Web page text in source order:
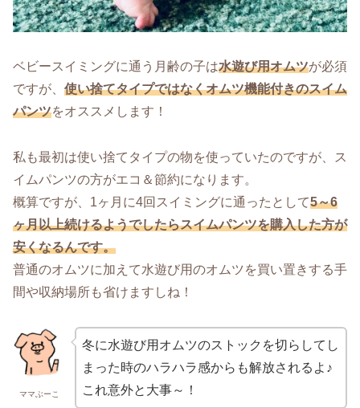
ベビースイミングに通う月齢の子は水遊び用オムツが必須
ですが、 使い捨てタイプではなくオムツ機能付きのスイム
パンツをオススメします！
私も最初は使い捨てタイプの物を使っていたのですが、ス
イムパンツの方がエコ＆節約になります。
概算ですが、1ヶ月に4回スイミングに通ったとして5～6
ヶ月以上続けるようでしたらスイムパンツを購入した方が
安くなるんです。
普通のオムツに加えて水遊び用のオムツを買い置きする手
間や収納場所も省けますしね！
ママぶーこ
冬に水遊び用オムツのストックを切らしてし
まった時のハラハラ感からも解放されるよ♪
これ意外と大事～！